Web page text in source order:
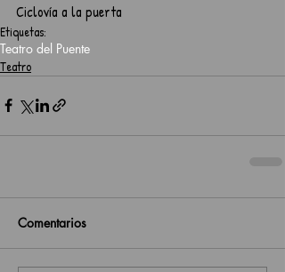
Ciclovía a la puerta
Etiquetas:
Teatro del Puente
Teatro
Comentarios